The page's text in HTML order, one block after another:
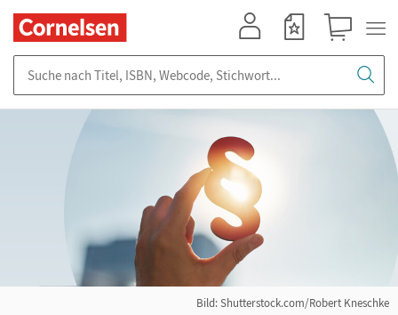
Bild: Shutterstock.com/Robert Kneschke